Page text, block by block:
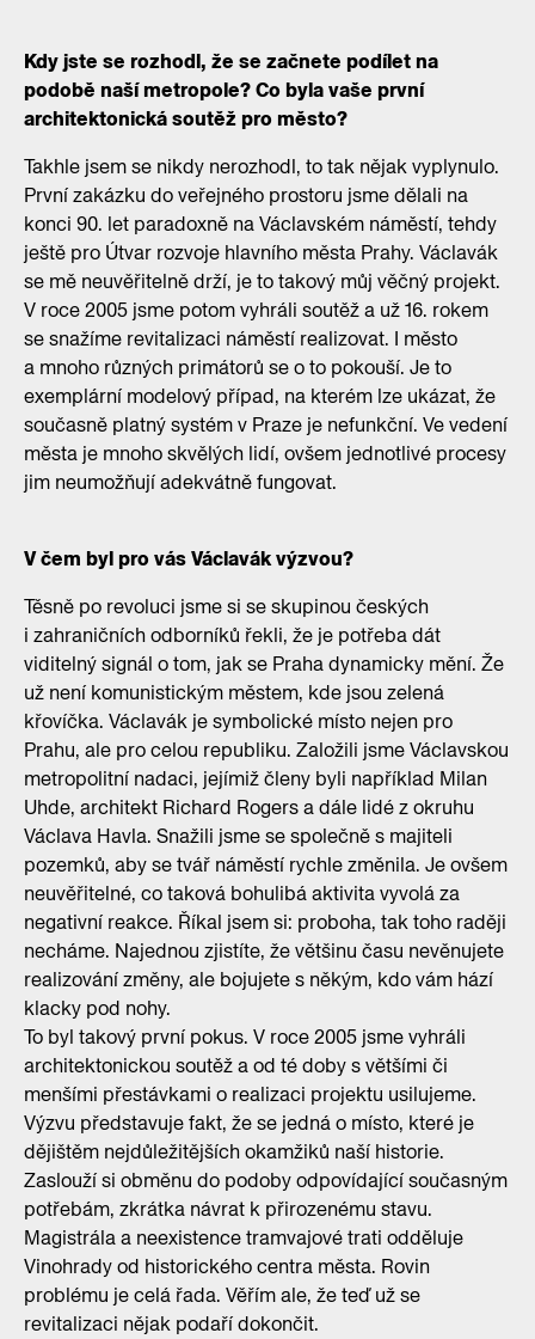
Kdy jste se rozhodl, že se začnete podílet na
podobě naší metropole? Co byla vaše první
architektonická soutěž pro město?
Takhle jsem se nikdy nerozhodl, to tak nějak vyplynulo.
První zakázku do veřejného prostoru jsme dělali na
konci 90. let paradoxně na Václavském náměstí, tehdy
ještě pro Útvar rozvoje hlavního města Prahy. Václavák
se mě neuvěřitelně drží, je to takový můj věčný projekt.
V roce 2005 jsme potom vyhráli soutěž a už 16. rokem
se snažíme revitalizaci náměstí realizovat. I město
a mnoho různých primátorů se o to pokouší. Je to
exemplární modelový případ, na kterém lze ukázat, že
současně platný systém v Praze je nefunkční. Ve vedení
města je mnoho skvělých lidí, ovšem jednotlivé procesy
jim neumožňují adekvátně fungovat.
V čem byl pro vás Václavák výzvou?
Těsně po revoluci jsme si se skupinou českých
i zahraničních odborníků řekli, že je potřeba dát
viditelný signál o tom, jak se Praha dynamicky mění. Že
už není komunistickým městem, kde jsou zelená
křovíčka. Václavák je symbolické místo nejen pro
Prahu, ale pro celou republiku. Založili jsme Václavskou
metropolitní nadaci, jejímiž členy byli například Milan
Uhde, architekt Richard Rogers a dále lidé z okruhu
Václava Havla. Snažili jsme se společně s majiteli
pozemků, aby se tvář náměstí rychle změnila. Je ovšem
neuvěřitelné, co taková bohulibá aktivita vyvolá za
negativní reakce. Říkal jsem si: proboha, tak toho raději
necháme. Najednou zjistíte, že většinu času nevěnujete
realizování změny, ale bojujete s někým, kdo vám hází
klacky pod nohy.
To byl takový první pokus. V roce 2005 jsme vyhráli
architektonickou soutěž a od té doby s většími či
menšími přestávkami o realizaci projektu usilujeme.
Výzvu představuje fakt, že se jedná o místo, které je
dějištěm nejdůležitějších okamžiků naší historie.
Zaslouží si obměnu do podoby odpovídající současným
potřebám, zkrátka návrat k přirozenému stavu.
Magistrála a neexistence tramvajové trati odděluje
Vinohrady od historického centra města. Rovin
problému je celá řada. Věřím ale, že teď už se
revitalizaci nějak podaří dokončit.